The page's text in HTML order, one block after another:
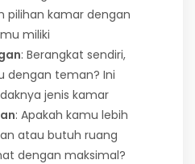
pilihan kamar dengan
miliki
: Berangkat sendiri,
dengan teman? Ini
jenis kamar
: Apakah kamu lebih
atau butuh ruang
dengan maksimal?